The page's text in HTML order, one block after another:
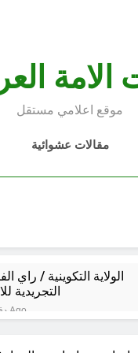
موقع اعلامي مستقل
مقالات عشوائية
الولاية التكوينية / راي
التجريدية
21 دقيقة Ago